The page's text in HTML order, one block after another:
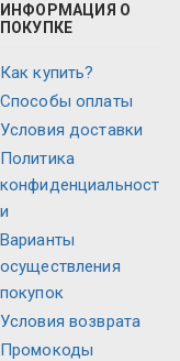
ИНФОРМАЦИЯ О
ПОКУПКЕ
Как купить?
Способы оплаты
Условия доставки
Политика
конфиденциальност
и
Варианты
осуществления
покупок
Условия возврата
Промокоды